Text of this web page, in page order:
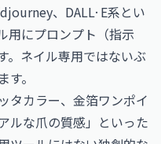
、DALL·E系とい
用にプロンプト（指示
。ネイル専用ではないぶ
。
タカラー、金箔ワンポイ
ルな爪の質感」といった